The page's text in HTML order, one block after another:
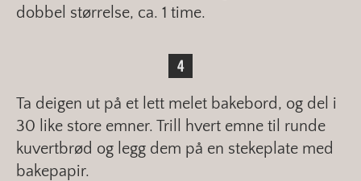
dobbel størrelse, ca. 1 time.
Ta deigen ut på et lett melet bakebord, og del i
30 like store emner. Trill hvert emne til runde
kuvertbrød og legg dem på en stekeplate med
bakepapir.